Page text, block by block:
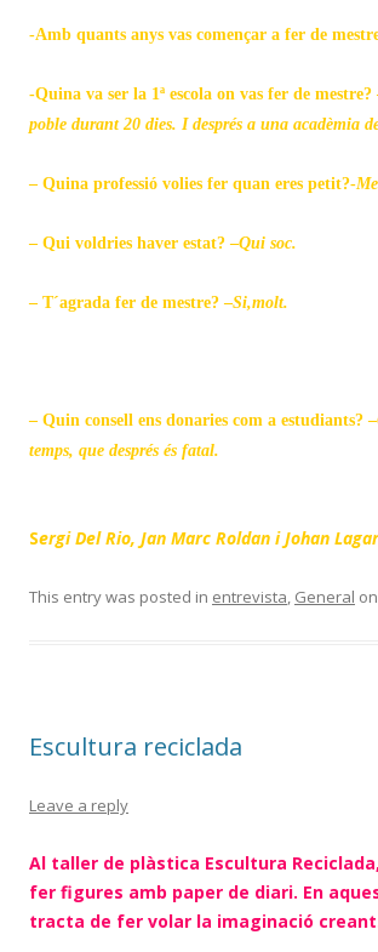
-Amb quants anys vas començar a fer de
-Quina va ser la 1ª escola on vas fer de mestre?
poble durant 20 dies. I després a una acadèmia
– Quina professió volies fer quan eres petit?-
– Qui voldries haver estat? –Qui soc.
– T´agrada fer de mestre? –Si,molt.
– Quin consell ens donaries com a estudiants? –
temps, que després és fatal.
Sergi Del Rio, Jan Marc Roldan i Johan
This entry was posted in entrevista, General on
Escultura reciclada
Leave a reply
Al taller de plàstica Escultura
fer figures amb paper de diari. En
tracta de fer volar la imaginació